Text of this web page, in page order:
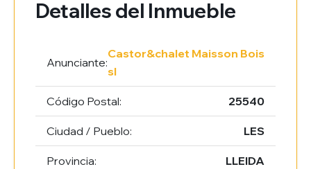
Detalles del Inmueble
Anunciante:
Castor&chalet Maisson Bois
sl
Código Postal: 25540
Ciudad / Pueblo: LES
Provincia: LLEIDA